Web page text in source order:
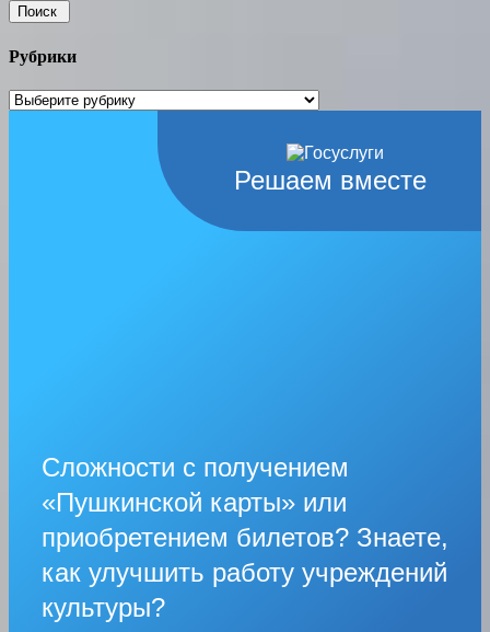
Рубрики
Рубрики
Решаем вместе
Сложности с получением
«Пушкинской карты» или
приобретением билетов? Знаете,
как улучшить работу учреждений
культуры?